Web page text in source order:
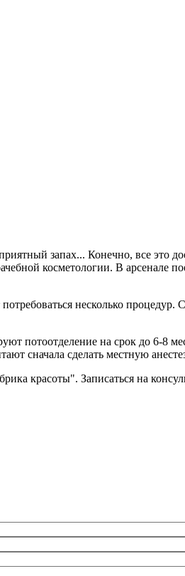
запах... Конечно, все это
косметологии. В арсенале
несколько процедур.
потоотделение на срок до 6-8
сначала сделать местную
красоты". Записаться на